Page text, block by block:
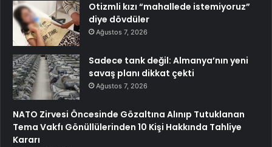
Otizmli kızı “mahallede istemiyoruz”
diye dövdüler
Ağustos 7, 2026
Sadece tank değil: Almanya’nın yeni
savaş planı dikkat çekti
Ağustos 7, 2026
NATO Zirvesi Öncesinde Gözaltına Alınıp Tutuklanan
Tema Vakfı Gönüllülerinden 10 Kişi Hakkında Tahliye
Kararı